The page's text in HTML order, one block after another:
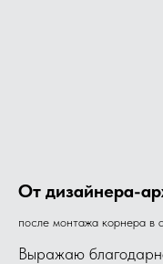
От дизайнера-
после монтажа корнера
Выражаю